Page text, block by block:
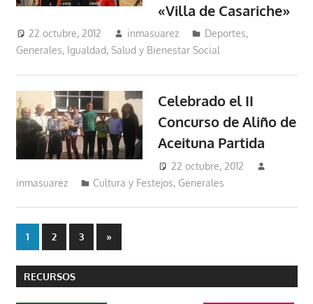
«Villa de Casariche»
22 octubre, 2012 inmasuarez Deportes,
Generales, Igualdad, Salud y Bienestar Social
Celebrado el II
Concurso de Aliño de
Aceituna Partida
22 octubre, 2012
inmasuarez
Cultura y Festejos, Generales
Paginación
de
entradas
1 2 3
Entradas
siguientes
»
RECURSOS